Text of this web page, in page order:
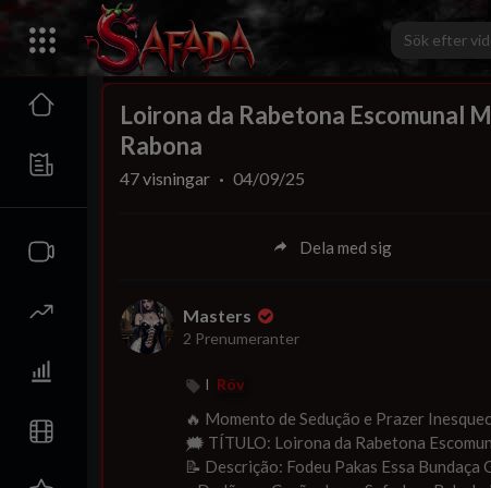
00:00
Loirona da Rabetona Escomunal
Rabona
47visningar · 04/09/25
Dela med sig
Masters
2 Prenumeranter
I Röv
⁣🔥 ⁣Momento de Sedução e Prazer
🗯 ⁣⁣TÍTULO: ⁣Loirona da Rabetona
📝 Descrição: Fodeu Pakas Essa